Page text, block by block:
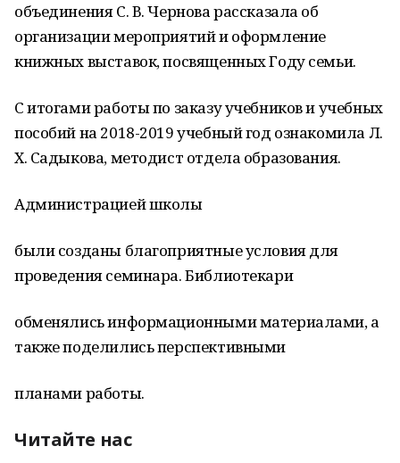
объединения С. В. Чернова рассказала об
организации мероприятий и оформление
книжных выставок, посвященных Году семьи.
С итогами работы по заказу учебников и учебных
пособий на 2018-2019 учебный год ознакомила Л.
Х. Садыкова, методист отдела образования.
Администрацией школы
были созданы благоприятные условия для
проведения семинара. Библиотекари
обменялись информационными материалами, а
также поделились перспективными
планами работы.
Читайте нас